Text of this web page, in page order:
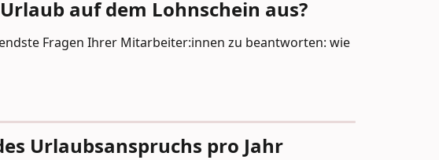
auf dem Lohnschein aus?
Fragen Ihrer Mitarbeiter:innen zu beantworten: wie
Urlaubsanspruchs pro Jahr